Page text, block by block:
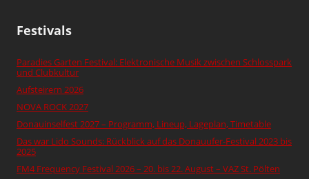
Festivals
Paradies Garten Festival: Elektronische Musik zwischen Schlosspark
und Clubkultur
Aufsteirern 2026
NOVA ROCK 2027
Donauinselfest 2027 – Programm, Lineup, Lageplan, Timetable
Das war Lido Sounds: Rückblick auf das Donauufer-Festival 2023 bis
2025
FM4 Frequency Festival 2026 – 20. bis 22. August – VAZ St. Pölten